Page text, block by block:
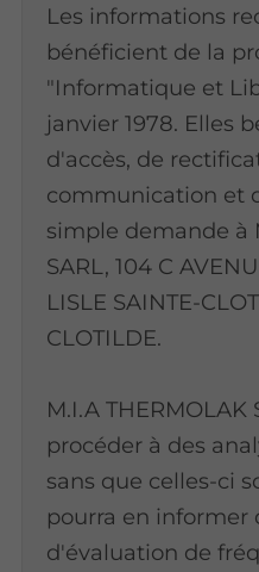
Les informations
bénéficient de la
"Informatique et
janvier 1978. Elles
d'accès, de
communication et
simple demande à
SARL, 104 C
LISLE SAINTE-
CLOTILDE.
M.I.A THERMOLAK
procéder à des
sans que celles-ci
pourra en informer
d'évaluation de